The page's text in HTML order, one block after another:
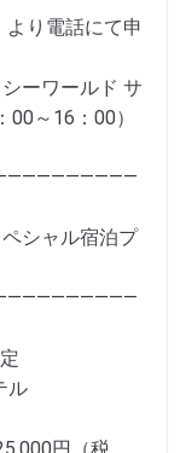
り電話にて申
ールド サ
～16：00）
シャル宿泊プ
ル